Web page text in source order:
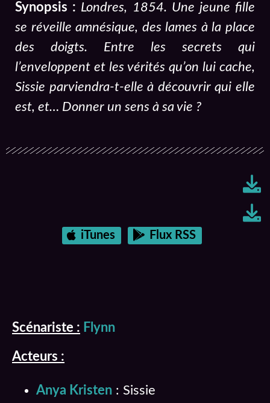
Synopsis : Londres, 1854. Une jeune fille
se réveille amnésique, des lames à la place
des doigts. Entre les secrets qui
l’enveloppent et les vérités qu’on lui cache,
Sissie parviendra-t-elle à découvrir qui elle
est, et… Donner un sens à sa vie ?
iTunes Flux RSS
Scénariste : Flynn
Acteurs :
Anya Kristen : Sissie